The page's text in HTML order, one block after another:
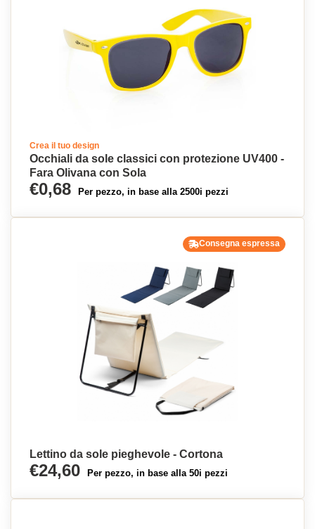
Crea il tuo design
Occhiali da sole classici con protezione UV400 -
Fara Olivana con Sola
€0,68 Per pezzo, in base alla 2500i pezzi
Consegna espressa
Lettino da sole pieghevole - Cortona
€24,60 Per pezzo, in base alla 50i pezzi